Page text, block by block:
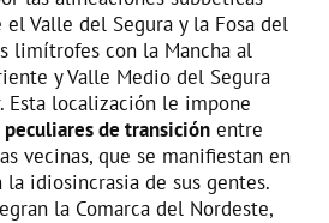
Valle del Segura y la Fosa del
limítrofes con la Mancha al
y Valle Medio del Segura
Esta localización le impone
peculiares de transición entre
vecinas, que se manifiestan en
idiosincrasia de sus gentes.
la Comarca del Nordeste,